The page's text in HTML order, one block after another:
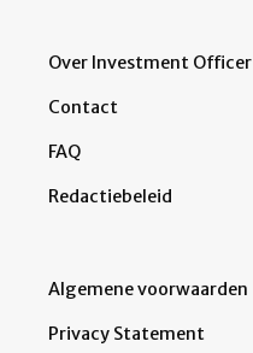
Over Investment Officer
Contact
FAQ
Redactiebeleid
Algemene voorwaarden
Privacy Statement